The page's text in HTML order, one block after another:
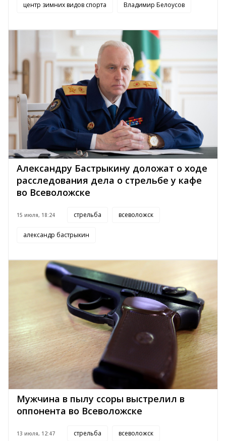
центр зимних видов спорта Владимир Белоусов
Александру Бастрыкину доложат о ходе
расследования дела о стрельбе у кафе
во Всеволожске
15 июля, 18:24 стрельба всеволожск
александр бастрыкин
Мужчина в пылу ссоры выстрелил в
оппонента во Всеволожске
13 июля, 12:47 стрельба всеволожск